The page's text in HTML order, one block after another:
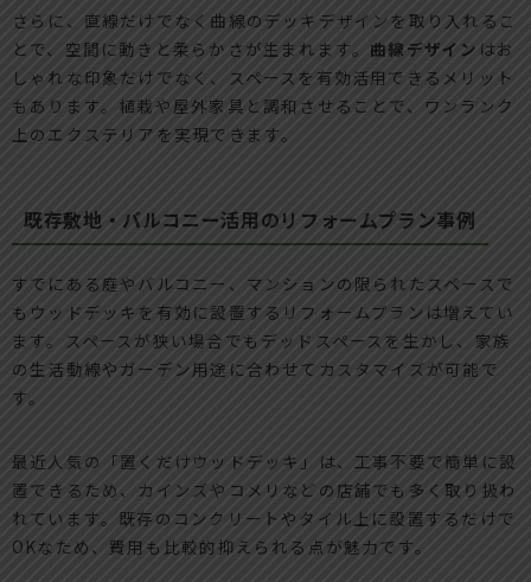
さらに、直線だけでなく曲線のデッキデザインを取り入れるこ
とで、空間に動きと柔らかさが生まれます。 曲線デザイン はお
しゃれな印象だけでなく、スペースを有効活用できるメリット
もあります。植栽や屋外家具と調和させることで、ワンランク
上のエクステリアを実現できます。
既存敷地・バルコニー活用のリフォームプラン事例
すでにある庭やバルコニー、マンションの限られたスペースで
もウッドデッキを有効に設置するリフォームプランは増えてい
ます。スペースが狭い場合でもデッドスペースを生かし、家族
の生活動線やガーデン用途に合わせてカスタマイズが可能で
す。
最近人気の「置くだけウッドデッキ」は、工事不要で簡単に設
置できるため、カインズやコメリなどの店舗でも多く取り扱わ
れています。既存のコンクリートやタイル上に設置するだけで
OKなため、費用も比較的抑えられる点が魅力です。